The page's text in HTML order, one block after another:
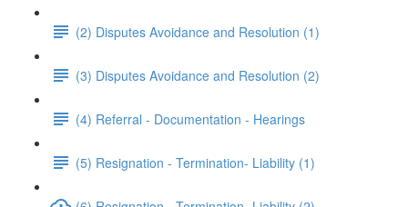
(2) Disputes Avoidance and Resolution (1)
(3) Disputes Avoidance and Resolution (2)
(4) Referral - Documentation - Hearings
(5) Resignation - Termination- Liability (1)